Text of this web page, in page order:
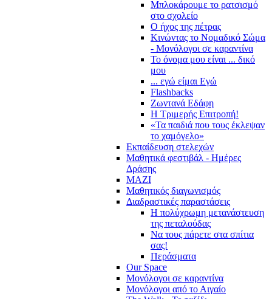
Μπλοκάρουμε το ρατσισμό
στο σχολείο
Ο ήχος της πέτρας
Κινώντας το Νομαδικό Σώμα
- Μονόλογοι σε καραντίνα
Το όνομα μου είναι ... δικό
μου
... εγώ είμαι Εγώ
Flashbacks
Ζωντανά Εδάφη
Η Τριμερής Επιτροπή!
«Τα παιδιά που τους έκλεψαν
το χαμόγελο»
Εκπαίδευση στελεχών
Μαθητικά φεστιβάλ - Ημέρες
Δράσης
ΜΑΖΙ
Μαθητικός διαγωνισμός
Διαδραστικές παραστάσεις
Η πολύχρωμη μετανάστευση
της πεταλούδας
Να τους πάρετε στα σπίτια
σας!
Περάσματα
Our Space
Μονόλογοι σε καραντίνα
Μονόλογοι από το Αιγαίο